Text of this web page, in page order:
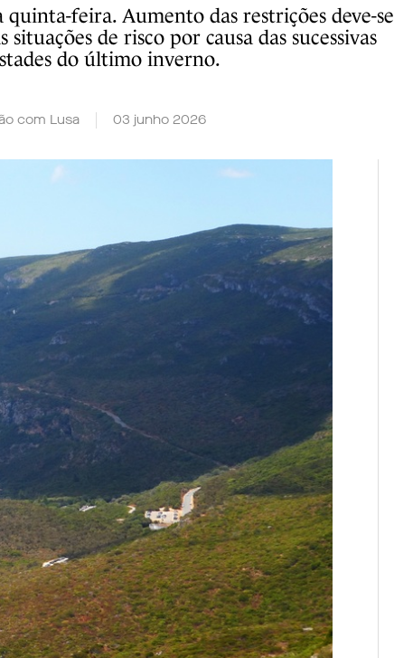
quinta-feira. Aumento das restrições deve-se
de risco por causa das sucessivas
do último inverno.
com Lusa 03 junho 2026